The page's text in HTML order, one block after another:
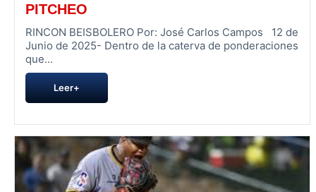
PITCHEO
RINCON BEISBOLERO Por: José Carlos Campos 12 de
Junio de 2025- Dentro de la caterva de ponderaciones
que...
Leer+